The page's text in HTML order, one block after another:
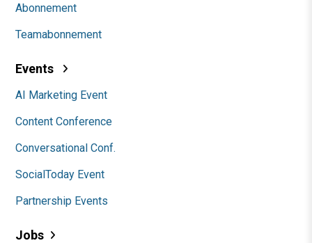
Abonnement
Teamabonnement
Events
AI Marketing Event
Content Conference
Conversational Conf.
SocialToday Event
Partnership Events
Jobs